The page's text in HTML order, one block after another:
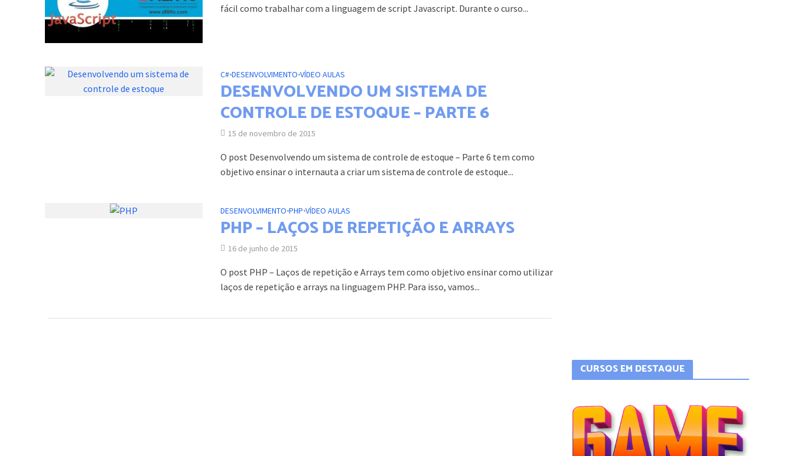
fácil como trabalhar com a linguagem de script Javascript. Durante o curso...
C#•DESENVOLVIMENTO•VÍDEO AULAS
DESENVOLVENDO UM SISTEMA DE
CONTROLE DE ESTOQUE – PARTE 6
15 de novembro de 2015
O post Desenvolvendo um sistema de controle de estoque – Parte 6 tem como
objetivo ensinar o internauta a criar um sistema de controle de estoque...
DESENVOLVIMENTO•PHP•VÍDEO AULAS
PHP – LAÇOS DE REPETIÇÃO E ARRAYS
16 de junho de 2015
O post PHP – Laços de repetição e Arrays tem como objetivo ensinar como utilizar
laços de repetição e arrays na linguagem PHP. Para isso, vamos...
CURSOS EM DESTAQUE